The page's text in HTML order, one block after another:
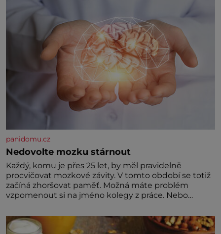
výjimkou pobřežní oblasti.
panidomu.cz
Nedovolte mozku stárnout
Každý, komu je přes 25 let, by měl pravidelně
procvičovat mozkové závity. V tomto období se totiž
začíná zhoršovat paměť. Možná máte problém
vzpomenout si na jméno kolegy z práce. Nebo
nedávno přečetli. Je to opravdu tak, s věkem jako
kdyby se paměť rozhodla stávkovat. Cvičte